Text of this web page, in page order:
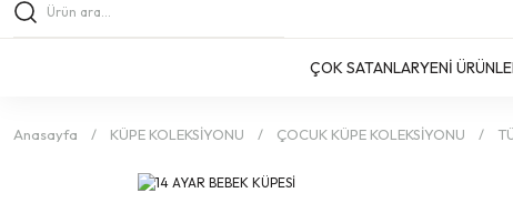
ÇOK SATANLARYENİ
Anasayfa KÜPE KOLEKSİYONU ÇOCUK KÜPE KOLEKSİYONU